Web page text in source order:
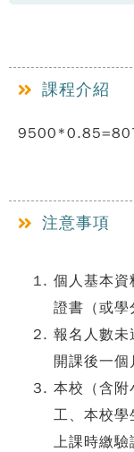
課程介紹
注意事項
個人基本資
證書（或學
報名人數未
開課後一個
本校（含附
工、本校學
上課時繳驗